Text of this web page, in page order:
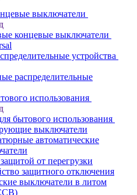
выключатели
концевые выключатели
устройства
распределительные
использования
бытового использования
выключатели
автоматические
от перегрузки
защитного отключения
выключатели в литом